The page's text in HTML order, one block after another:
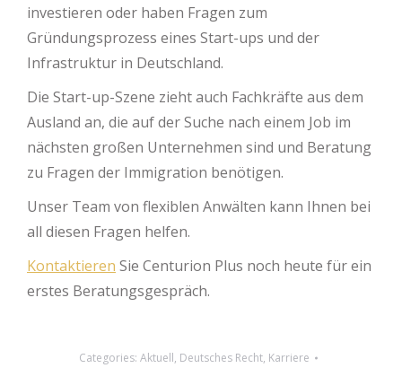
investieren oder haben Fragen zum
Gründungsprozess eines Start-ups und der
Infrastruktur in Deutschland.
Die Start-up-Szene zieht auch Fachkräfte aus dem
Ausland an, die auf der Suche nach einem Job im
nächsten großen Unternehmen sind und Beratung
zu Fragen der Immigration benötigen.
Unser Team von flexiblen Anwälten kann Ihnen bei
all diesen Fragen helfen.
Kontaktieren Sie Centurion Plus noch heute für ein
erstes Beratungsgespräch.
Categories: Aktuell, Deutsches Recht, Karriere